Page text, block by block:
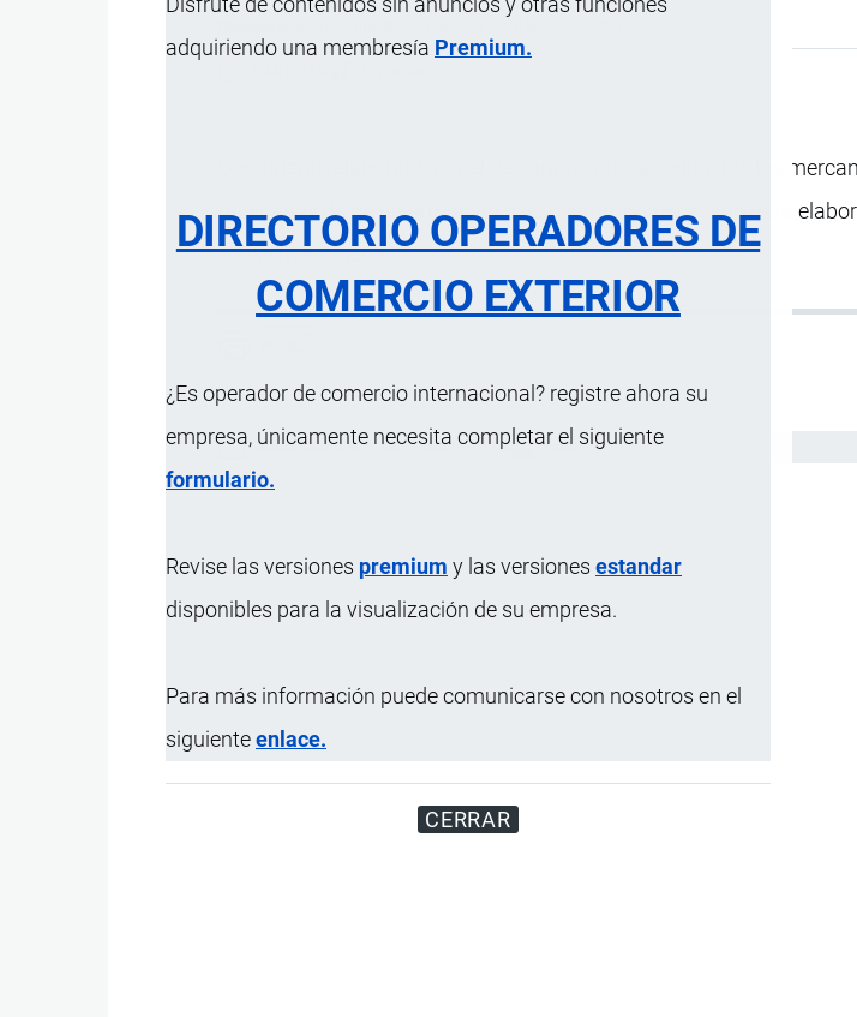
adquiriendo una membresía Premium.
DIRECTORIO OPERADORES DE
COMERCIO EXTERIOR
¿Es operador de comercio internacional? registre ahora su
empresa, únicamente necesita completar el siguiente
formulario.
Revise las versiones premium y las versiones estandar
disponibles para la visualización de su empresa.
Para más información puede comunicarse con nosotros en el
siguienteenlace.
CERRAR
que acredita que las
originarias de un determinado país o territorio, necesario para
de las mercancías.
Actualizado el 8 Septiembre, 2024 Español